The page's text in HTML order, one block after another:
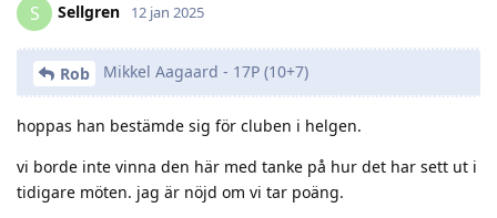
S Sellgren 12 jan 2025
Rob Mikkel Aagaard - 17P (10+7)
hoppas han bestämde sig för cluben i helgen.
vi borde inte vinna den här med tanke på hur det har sett ut i
tidigare möten. jag är nöjd om vi tar poäng.